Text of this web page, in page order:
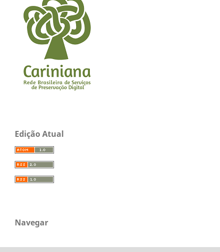
Edição Atual
Navegar